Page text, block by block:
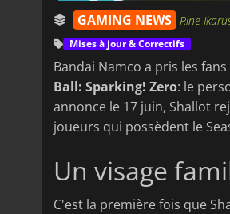
GAMING NEWS Rine
Mises à jour & Correctifs
Bandai Namco a pris les
Ball: Sparking! Zero: le
annonce le 17 juin, Shallot
joueurs qui possèdent le
Un visage
C'est la première fois que